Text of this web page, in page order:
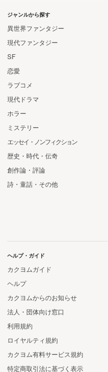
ジャンルから探す
異世界ファンタジー
現代ファンタジー
SF
恋愛
ラブコメ
現代ドラマ
ホラー
ミステリー
エッセイ・ノンフィクション
歴史・時代・伝奇
創作論・評論
詩・童話・その他
ヘルプ・ガイド
カクヨムガイド
ヘルプ
カクヨムからのお知らせ
法人・団体向け窓口
利用規約
ロイヤルティ規約
カクヨム有料サービス規約
特定商取引法に基づく表示